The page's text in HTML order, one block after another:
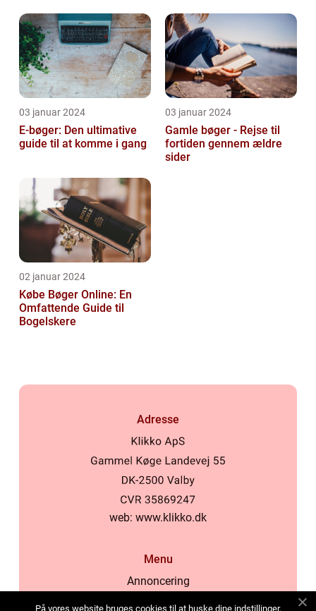
03 januar 2024
E-bøger: Den ultimative
guide til at komme i gang
03 januar 2024
Gamle bøger - Rejse til
fortiden gennem ældre
sider
02 januar 2024
Købe Bøger Online: En
Omfattende Guide til
Bogelskere
Adresse
web: www.klikko.dk
Menu
Annoncering
På vores website bruges cookies til at huske dine indstillinger,